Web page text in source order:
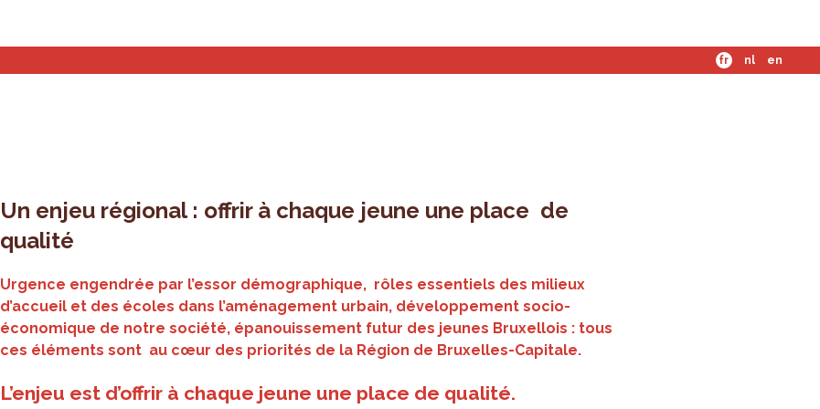
fr nl en
Un enjeu régional : offrir à chaque jeune une place de
qualité
Urgence engendrée par l’essor démographique, rôles essentiels des milieux
d’accueil et des écoles dans l’aménagement urbain, développement socio-
économique de notre société, épanouissement futur des jeunes Bruxellois : tous
ces éléments sont au cœur des priorités de la Région de Bruxelles-Capitale.
L’enjeu est d’offrir à chaque jeune une place de qualité.